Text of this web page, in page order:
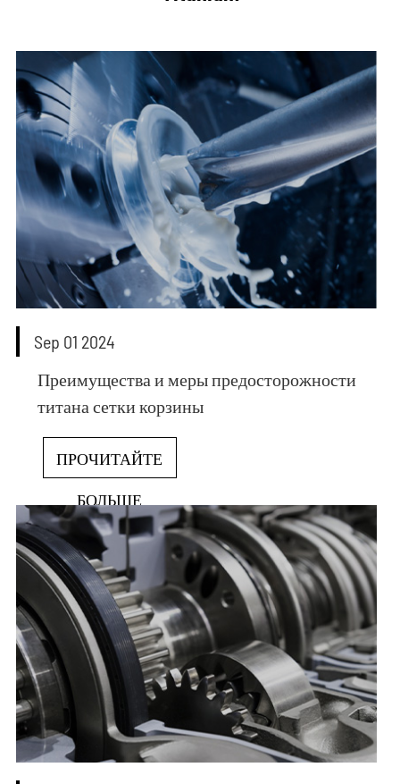
Sep 01 2024
Преимущества и меры предосторожности
титана сетки корзины
ПРОЧИТАЙТЕ
БОЛЬШЕ